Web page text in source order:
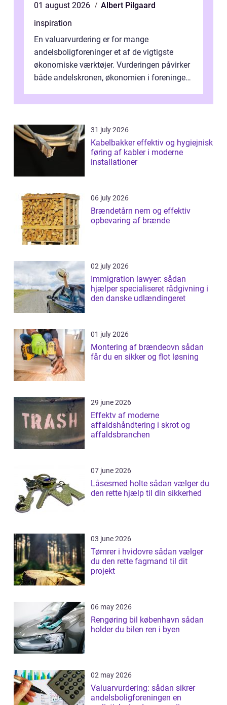
01 august 2026
Albert Pilgaard
inspiration
En valuarvurdering er for mange
andelsboligforeninger et af de vigtigste
økonomiske værktøjer. Vurderingen påvirker
både andelskronen, økonomien i foreningen
31 july 2026
Kabelbakker effektiv og hygiejnisk
føring af kabler i moderne
installationer
06 july 2026
Brændetårn nem og effektiv
opbevaring af brænde
02 july 2026
Immigration lawyer: sådan
hjælper specialiseret rådgivning i
den danske udlændingeret
01 july 2026
Montering af brændeovn sådan
får du en sikker og flot løsning
29 june 2026
Effektv af moderne
affaldshåndtering i skrot og
affaldsbranchen
07 june 2026
Låsesmed holte sådan vælger du
den rette hjælp til din sikkerhed
03 june 2026
Tømrer i hvidovre sådan vælger
du den rette fagmand til dit
projekt
06 may 2026
Rengøring bil københavn sådan
holder du bilen ren i byen
02 may 2026
Valuarvurdering: sådan sikrer
andelsboligforeningen en